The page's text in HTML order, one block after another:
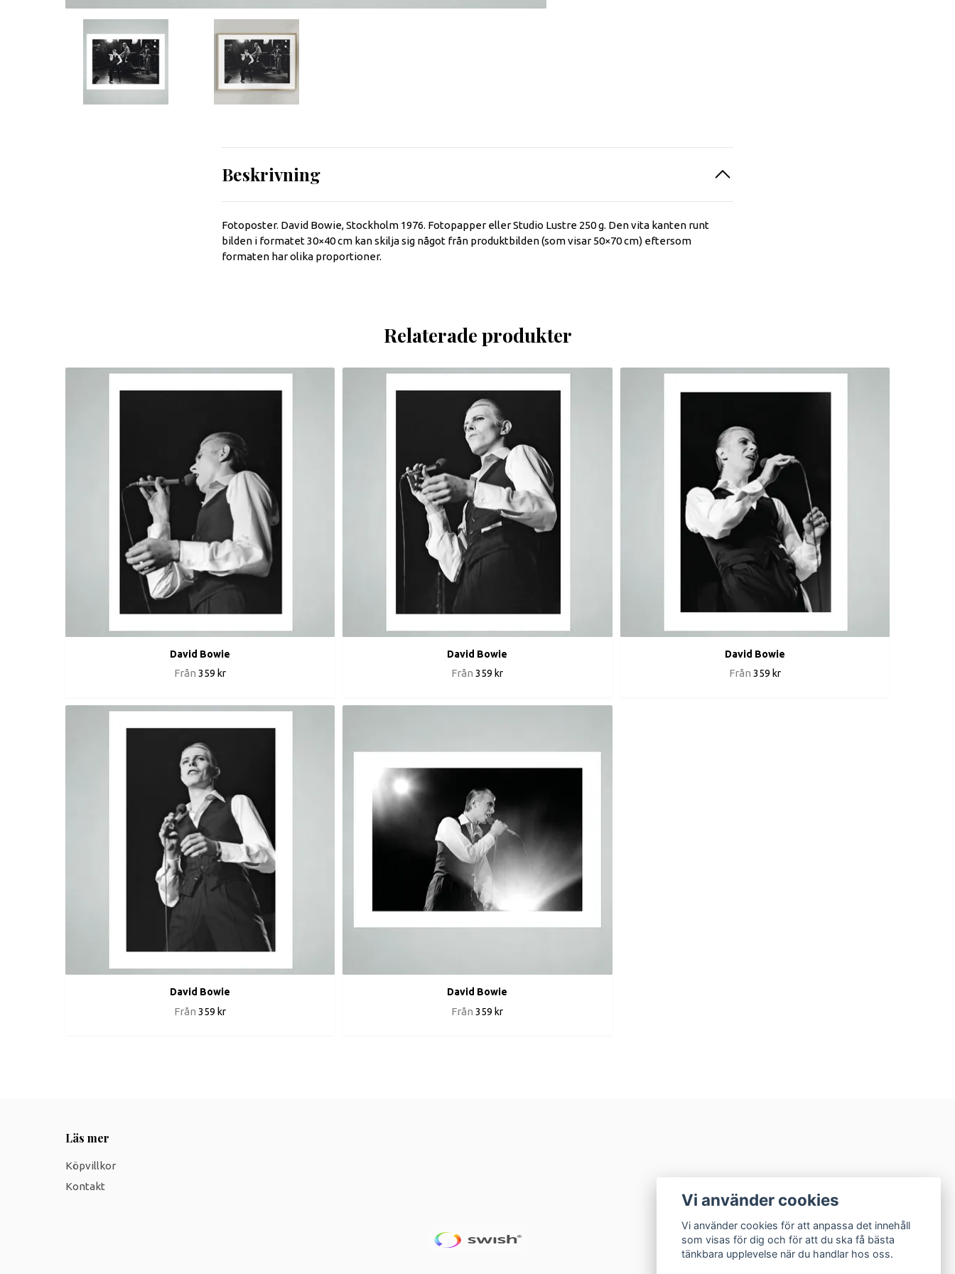
Beskrivning
Fotoposter. David Bowie, Stockholm 1976. Fotopapper eller Studio Lustre 250 g. Den vita kanten runt
bilden i formatet 30×40 cm kan skilja sig något från produktbilden (som visar 50×70 cm) eftersom
formaten har olika proportioner.
Relaterade produkter
David Bowie
Från 359 kr
David Bowie
Från 359 kr
David Bowie
Från 359 kr
David Bowie
Från 359 kr
David Bowie
Från 359 kr
Läs mer
Köpvillkor
Kontakt
Vi använder cookies
Vi använder cookies för att anpassa det innehåll
som visas för dig och för att du ska få bästa
tänkbara upplevelse när du handlar hos oss.